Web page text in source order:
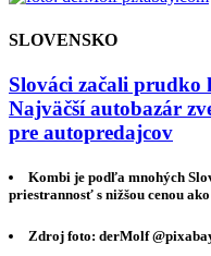
SLOVENSKO
Slováci začali
Najväčší autobazár
pre autopredajcov
Kombi je podľa mnohých
priestrannosť s nižšou cenou ako
Zdroj foto: derMolf